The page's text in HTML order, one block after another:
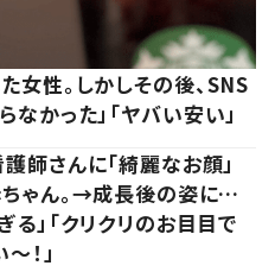
女性。しかしその後、SNS
かった」「ヤバい安い」
師さんに「綺麗なお顔」
ゃん。→成長後の姿に…
る」「クリクリのお目目で
！」